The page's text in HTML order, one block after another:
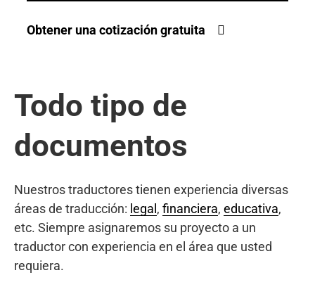
Obtener una cotización gratuita
Todo tipo de
documentos
Nuestros traductores tienen experiencia diversas
áreas de traducción: legal , financiera, educativa,
etc. Siempre asignaremos su proyecto a un
traductor con experiencia en el área que usted
requiera.